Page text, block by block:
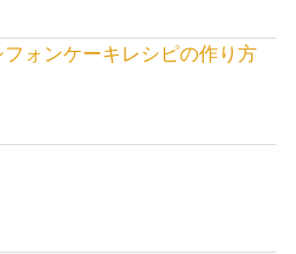
ォンケーキレシピの作り方